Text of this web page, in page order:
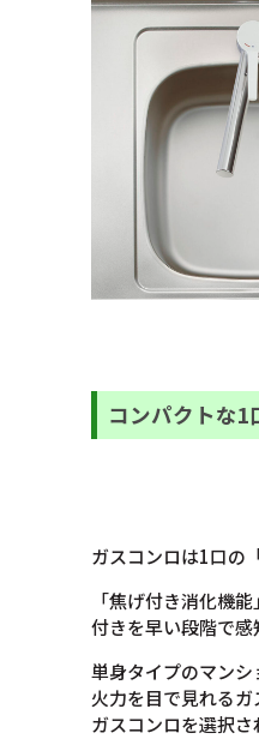
コンパクトな1
ガスコンロは1口の
「焦げ付き消化機
付きを早い段階で感
単身タイプのマンシ
火力を目で見れる
ガスコンロを選択さ